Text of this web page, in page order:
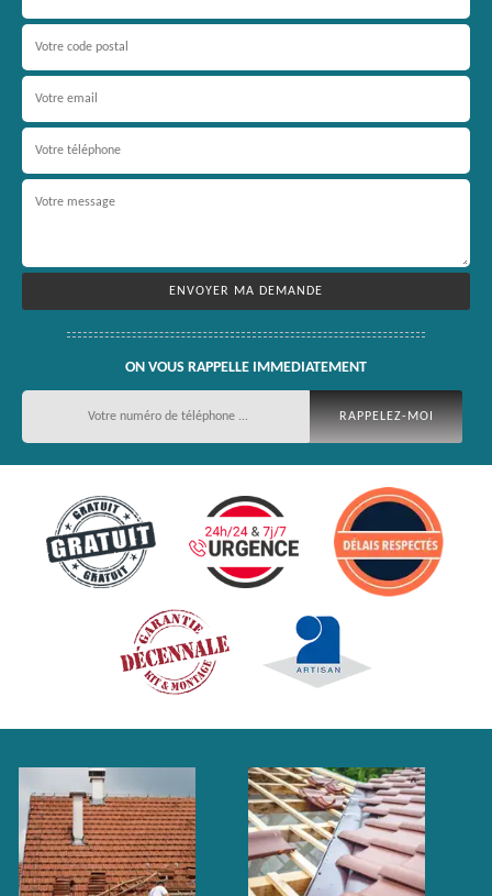
ON VOUS RAPPELLE IMMEDIATEMENT